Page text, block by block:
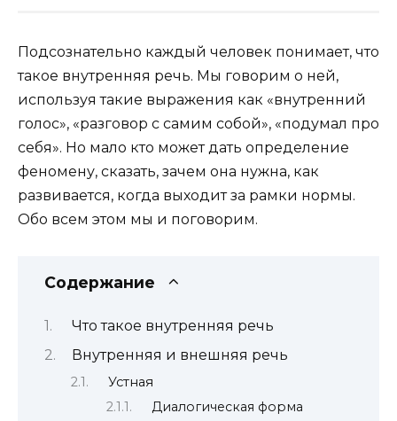
Подсознательно каждый человек понимает, что
такое внутренняя речь. Мы говорим о ней,
используя такие выражения как «внутренний
голос», «разговор с самим собой», «подумал про
себя». Но мало кто может дать определение
феномену, сказать, зачем она нужна, как
развивается, когда выходит за рамки нормы.
Обо всем этом мы и поговорим.
Содержание
Что такое внутренняя речь
Внутренняя и внешняя речь
Устная
Диалогическая форма